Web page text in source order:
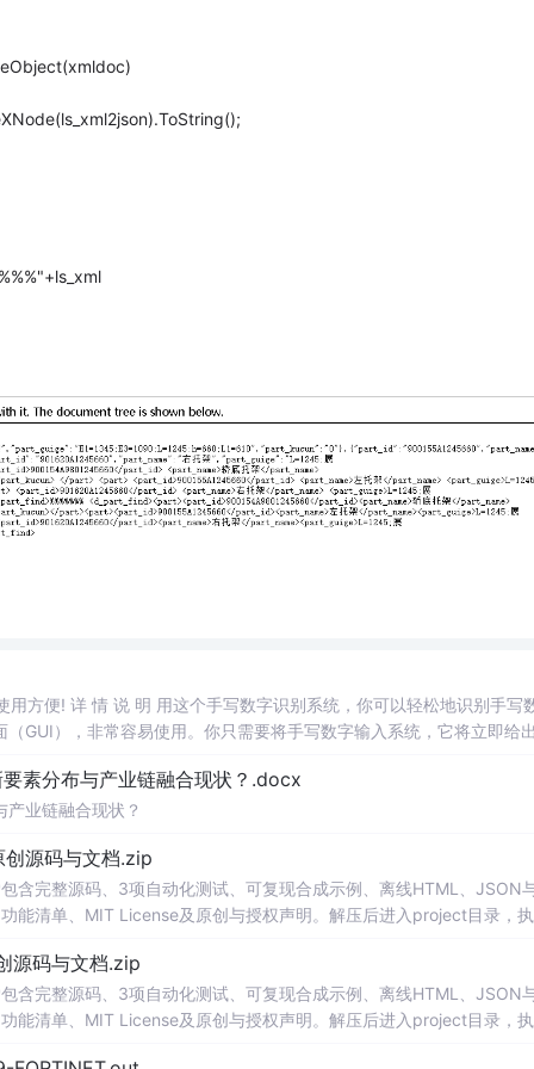
方便! 详 情 说 明 用这个手写数字识别系统，你可以轻松地识别手写
GUI），非常容易使用。你只需要将手写数字输入系统，它将立即给
素分布与产业链融合现状？.docx
业链融合现状？
源码与文档.zip
含完整源码、3项自动化测试、可复现合成示例、离线HTML、JSON
能清单、MIT License及原创与授权声明。解压后进入project目录，
前端开发、AI应用工程、测试审计和课程实践。
源码与文档.zip
含完整源码、3项自动化测试、可复现合成示例、离线HTML、JSON
能清单、MIT License及原创与授权声明。解压后进入project目录，